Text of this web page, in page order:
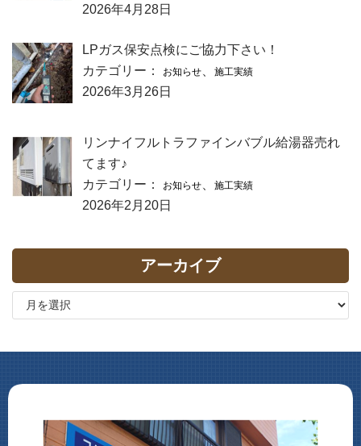
2026年4月28日
LPガス保安点検にご協力下さい！
カテゴリー：
お知らせ 施工実績
2026年3月26日
リンナイフルトラファインバブル給湯器売れ
てます♪
カテゴリー：
お知らせ 施工実績
2026年2月20日
アーカイブ